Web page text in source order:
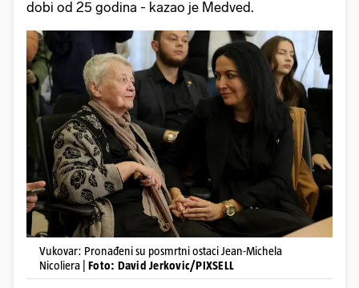
dobi od 25 godina - kazao je Medved.
Vukovar: Pronađeni su posmrtni ostaci Jean-Michela
Nicoliera | Foto: David Jerkovic/PIXSELL